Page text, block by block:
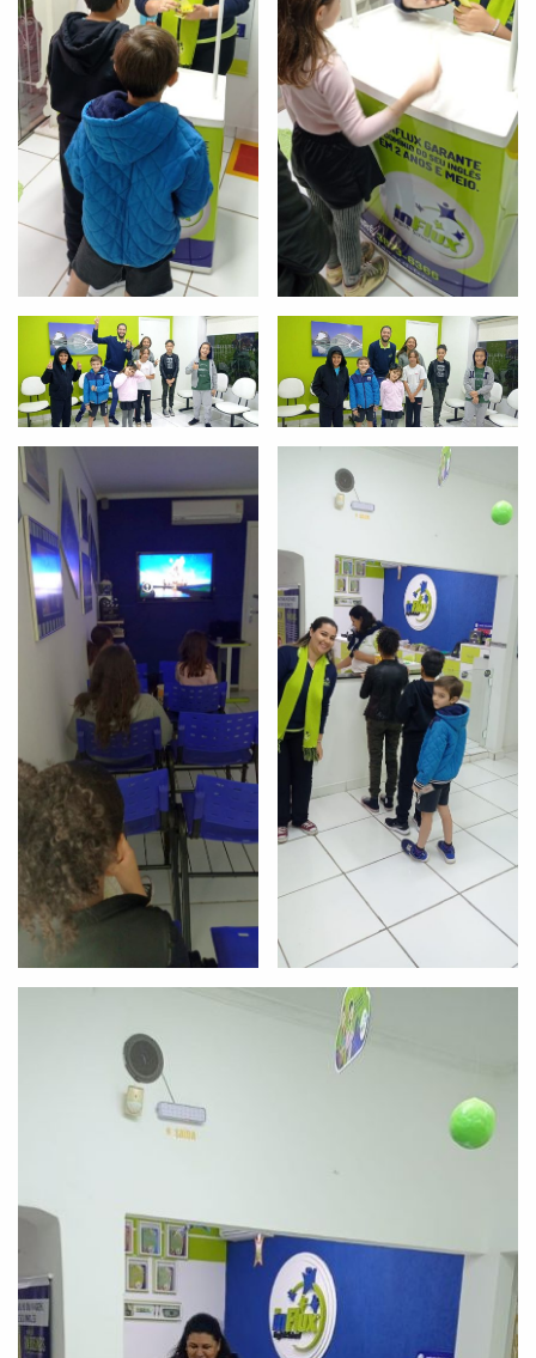
Preencha com seus dados abaixo e
já vamos te colocar em contato
com a:
Sim Não
VOLTAR